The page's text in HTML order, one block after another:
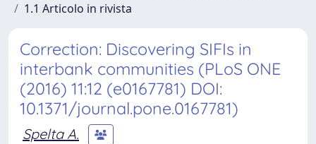
1.1 Articolo in rivista
Correction: Discovering SIFIs in
interbank communities (PLoS ONE
(2016) 11:12 (e0167781) DOI:
10.1371/journal.pone.0167781)
Spelta A.